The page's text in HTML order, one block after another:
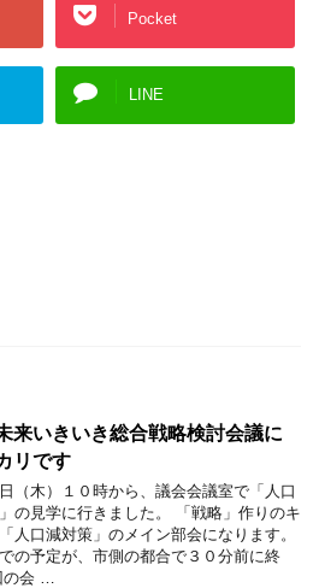
Pocket
LINE
来いきいき総合戦略検討会議に
リです
（木）１０時から、議会会議室で「人口
の見学に行きました。 「戦略」作りのキ
人口減対策」のメイン部会になります。
の予定が、市側の都合で３０分前に終
会 …